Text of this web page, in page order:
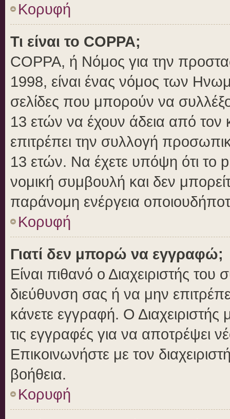
Κορυφή
Τι είναι το COPPA;
COPPA, ή Νόμος για την
1998, είναι ένας νόμος των
σελίδες που μπορούν να
13 ετών να έχουν άδεια από τον
επιτρέπει την συλλογή
13 ετών. Να έχετε υπόψη ότι το
νομική συμβουλή και δεν
παράνομη ενέργεια
Κορυφή
Γιατί δεν μπορώ να εγγραφώ;
Είναι πιθανό ο Διαχειριστής του
διεύθυνση σας ή να μην
κάνετε εγγραφή. Ο Διαχειριστής
τις εγγραφές για να αποτρέψει
Επικοινωνήστε με τον
βοήθεια.
Κορυφή